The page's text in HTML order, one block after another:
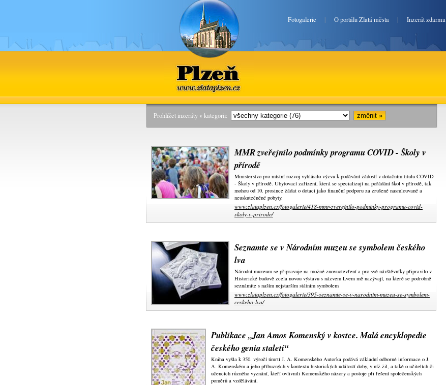
Fotogalerie | O portálu Zlatá města | Inzerát zdarma
Plzeň
www.zlataplzen.cz
Prohlížet inzeráty v kategorii:
MMR zveřejnilo podmínky programu COVID - Školy v
přírodě
Ministerstvo pro místní rozvoj vyhlásilo výzvu k podávání žádostí v dotačním titulu COVID
- Školy v přírodě. Ubytovací zařízení, která se specializují na pořádání škol v přírodě, tak
mohou od 10. prosince žádat o dotaci jako finanční podporu za zrušené nasmlouvané a
neuskutečněné pobyty.
www.zlataplzen.cz/fotogalerie/418-mmr-zverejnilo-podminky-programu-covid-
skoly-v-prirode/
Seznamte se v Národním muzeu se symbolem českého
lva
Národní muzeum se připravuje na možné znovuotevření a pro své návštěvníky připravilo v
Historické budově zcela novou výstavu s názvem Lvem mě nazývají, na které se podrobně
seznámíte s naším nejstarším státním symbolem
www.zlataplzen.cz/fotogalerie/395-seznamte-se-v-narodnim-muzeu-se-symbolem-
ceskeho-lva/
Publikace „Jan Amos Komenský v kostce. Malá encyklopedie
českého genia staletí“
Kniha vyšla k 350. výročí úmrtí J. A. Komenského Autorka podává základní odborné informace o J.
A. Komenském a jeho příbuzných v kontextu historických událostí doby, v níž žil, a také o učitelích či
učencích různého vyznání, kteří ovlivnili Komenského názory a postoje při řešení společenských
poměrů a vzdělávání.